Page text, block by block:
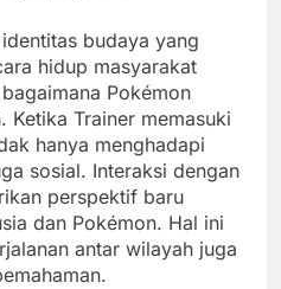
budaya yang
hidup masyarakat
Pokémon
Trainer memasuki
hanya menghadapi
sosial. Interaksi dengan
perspektif baru
dan Pokémon. Hal ini
antar wilayah juga